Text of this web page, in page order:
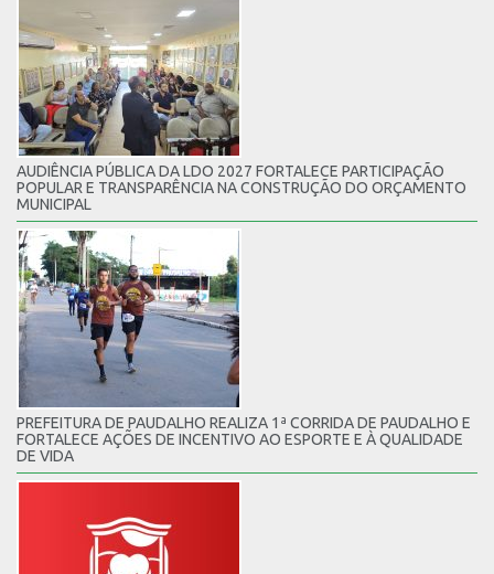
AUDIÊNCIA PÚBLICA DA LDO 2027 FORTALECE PARTICIPAÇÃO
POPULAR E TRANSPARÊNCIA NA CONSTRUÇÃO DO ORÇAMENTO
MUNICIPAL
PREFEITURA DE PAUDALHO REALIZA 1ª CORRIDA DE PAUDALHO E
FORTALECE AÇÕES DE INCENTIVO AO ESPORTE E À QUALIDADE
DE VIDA